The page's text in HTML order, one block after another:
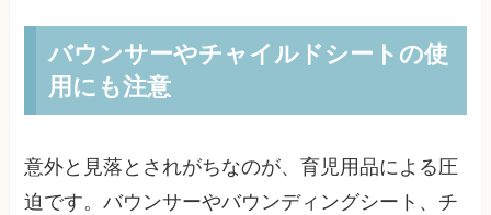
バウンサーやチャイルドシートの使
用にも注意
意外と見落とされがちなのが、育児用品による圧
迫です。バウンサーやバウンディングシート、チ